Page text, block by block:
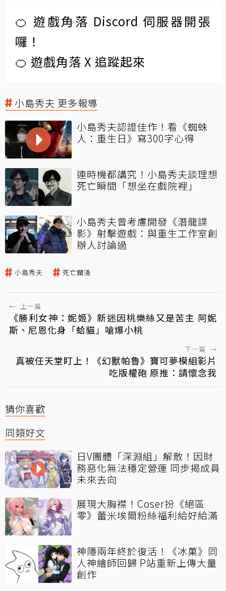
🍊 遊戲角落 Discord 伺服器開張
囉！
🍊 遊戲角落 X 追蹤起來
小島秀夫 更多報導
小島秀夫認證佳作！看《蜘蛛
人：重生日》寫300字心得
連時機都講究！小島秀夫談理想
死亡瞬間「想坐在戲院裡」
小島秀夫曾考慮開發《潛龍諜
影》射擊遊戲：與重生工作室創
辦人討論過
小島秀夫 死亡擱淺
← 上一篇
《勝利女神：妮姬》新迷因桃樂絲又是苦主 阿妮
斯、尼恩化身「蛤貓」嗆爆小桃
下一篇 →
真被任天堂盯上！《幻獸帕魯》寶可夢模組影片
吃版權砲 原推：請懷念我
猜你喜歡
同類好文
日V團體「深淵組」解散！因財
務惡化無法穩定營運 同步揭成員
未來去向
展現大胸襟！Coser扮《絕區
零》蕾米埃爾粉絲福利給好給滿
神隱兩年終於復活！《冰菓》同
人神繪師回歸 P站重新上傳大量
創作